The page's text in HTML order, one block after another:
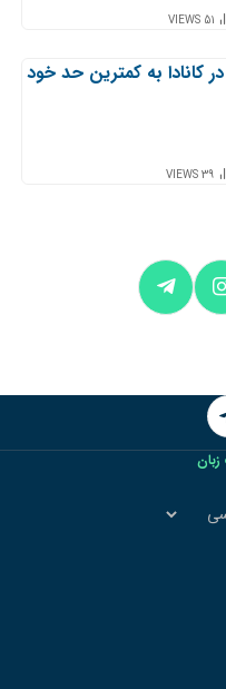
51
VIEWS
کانادا به کمترین حد خود
39
VIEWS
زبان